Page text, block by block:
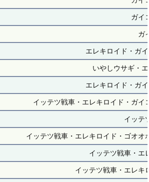
ガイ
ガ
エレキロイド・ガ
いやしウサギ・
エレキロイド・ガ
イッテツ戦車・エレキロイド・ガ
イッテ
イッテツ戦車・エレキロイド・ゴオ
イッテツ戦車・エ
イッテツ戦車・エレキ